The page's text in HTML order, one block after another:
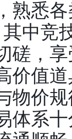
熟悉
中竞
磋，
价值
物价
体系